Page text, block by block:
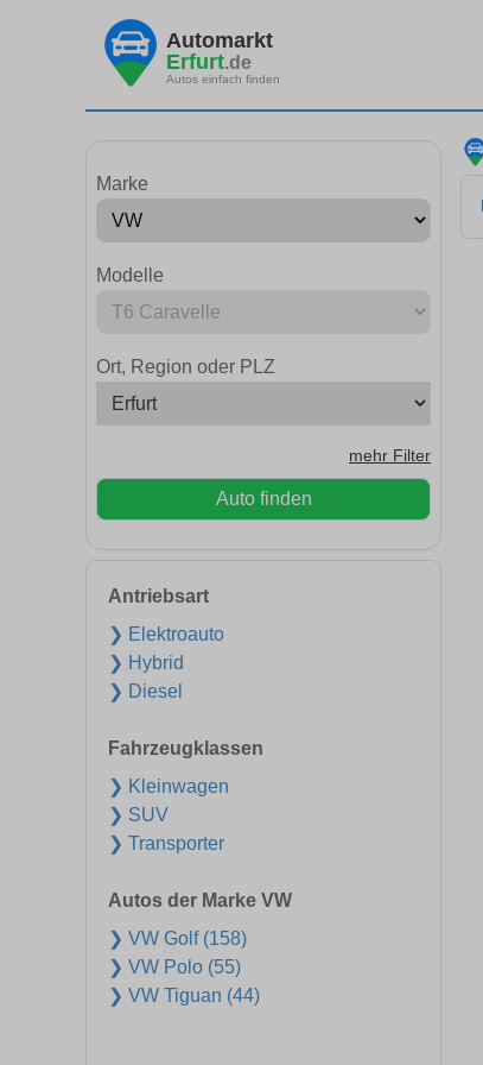
Automarkt
Erfurt.de
Autos einfach finden
Marke
Modelle
Ort, Region oder PLZ
mehr Filter
Auto finden
Antriebsart
❯ Elektroauto
❯ Hybrid
❯ Diesel
Fahrzeugklassen
❯ Kleinwagen
❯ SUV
❯ Transporter
Autos der Marke VW
❯ VW Golf (158)
❯ VW Polo (55)
❯ VW Tiguan (44)